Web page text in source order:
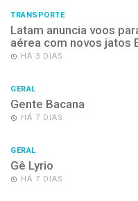
TRANSPORTE
Latam anuncia voos
aérea com novos jatos
HÁ 3 DIAS
GERAL
Gente Bacana
HÁ 7 DIAS
GERAL
Gê Lyrio
HÁ 7 DIAS